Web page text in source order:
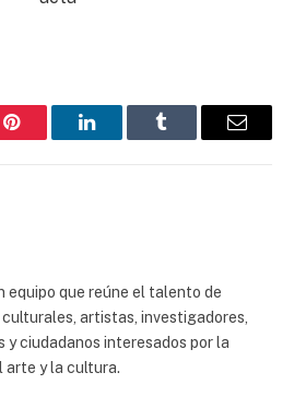
Pinterest LinkedInTumblr Email
equipo que reúne el talento de
artistas, investigadores,
y ciudadanos interesados por la
arte y la cultura.